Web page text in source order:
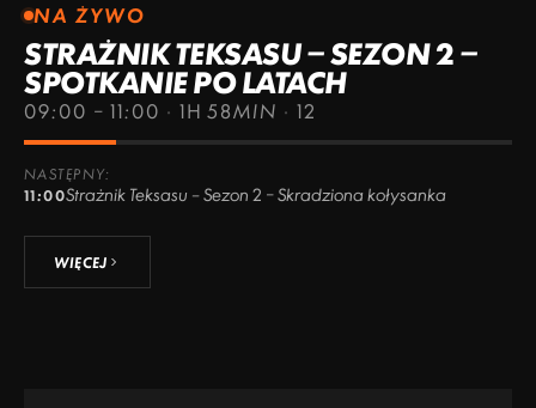
NA ŻYWO
STRAŻNIK TEKSASU – SEZON 2 –
SPOTKANIE PO LATACH
09:00 – 11:00 · 1H 58MIN · 12
NASTĘPNY:
11:00Strażnik Teksasu – Sezon 2 – Skradziona kołysanka
WIĘCEJ